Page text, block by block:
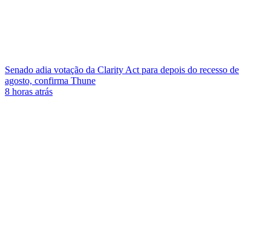
Senado adia votação da Clarity Act para depois do recesso de
agosto, confirma Thune
8 horas atrás